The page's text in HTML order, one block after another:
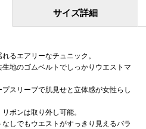
サイズ詳細
るエアリーなチュニック。
地のゴムベルトでしっかりウエストマ
スリーブで肌見せと立体感が女性らし
ボンは取り外し可能。
しでもウエストがすっきり見えるバラ